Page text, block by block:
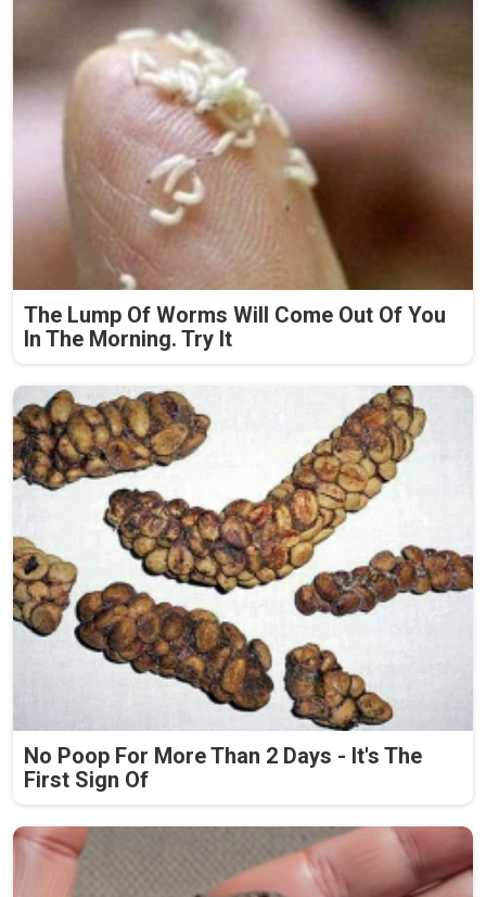
The Lump Of Worms Will Come Out Of You
In The Morning. Try It
No Poop For More Than 2 Days - It's The
First Sign Of